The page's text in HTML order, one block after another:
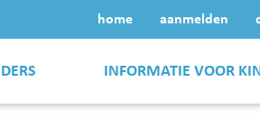
home aanmelden
INFORMATIE VOOR